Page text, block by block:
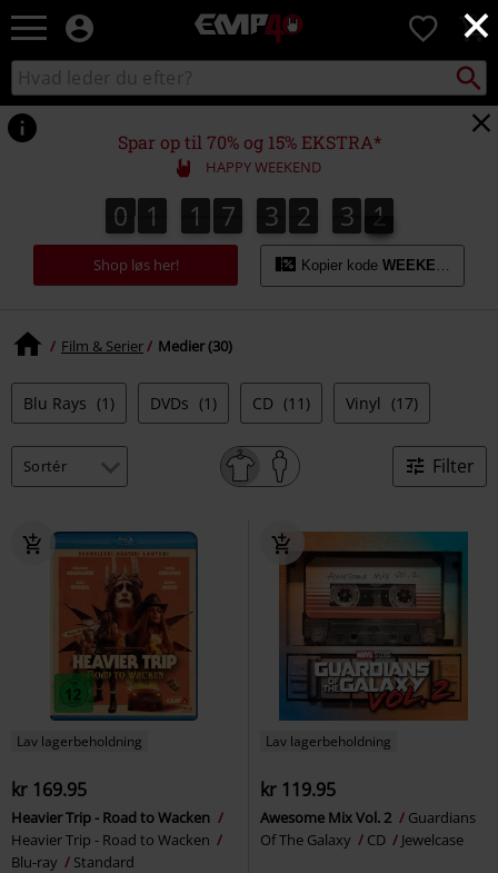
×
EMP
Musik,
TV
gaming
merch
alternativ
mode
0
Søg
sortiment
Søg
Spar op til 70% og 15% EKSTRA*
HAPPY WEEKEND
0
0 1
1 1
1 7
7 3
3 2
2 3
3 0
1
0
2
1
Shop løs her! Kopier kode WEEKEND
Film & Serier Medier (30)
Blu Rays (1) DVDs (1) CD (11) Vinyl (17)
Filter
Lav lagerbeholdning
kr 169.95
Heavier Trip - Road to Wacken
Heavier Trip - Road to Wacken
Blu-ray
Standard
Lav lagerbeholdning
kr 119.95
Awesome Mix Vol. 2
Guardians
Of The Galaxy
CD Jewelcase